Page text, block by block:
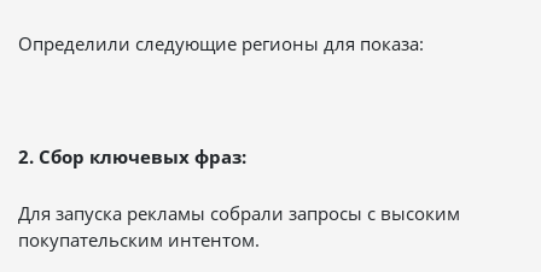
Определили следующие регионы для показа:
2. Сбор ключевых фраз:
Для запуска рекламы собрали запросы с высоким
покупательским интентом.